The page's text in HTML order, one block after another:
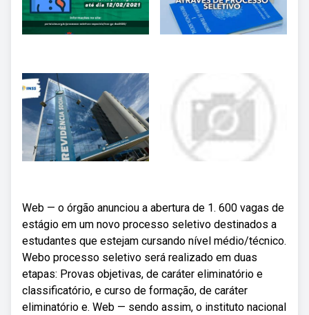
Web — o órgão anunciou a abertura de 1. 600 vagas de
estágio em um novo processo seletivo destinados a
estudantes que estejam cursando nível médio/técnico.
Webo processo seletivo será realizado em duas
etapas: Provas objetivas, de caráter eliminatório e
classificatório, e curso de formação, de caráter
eliminatório e. Web — sendo assim, o instituto nacional